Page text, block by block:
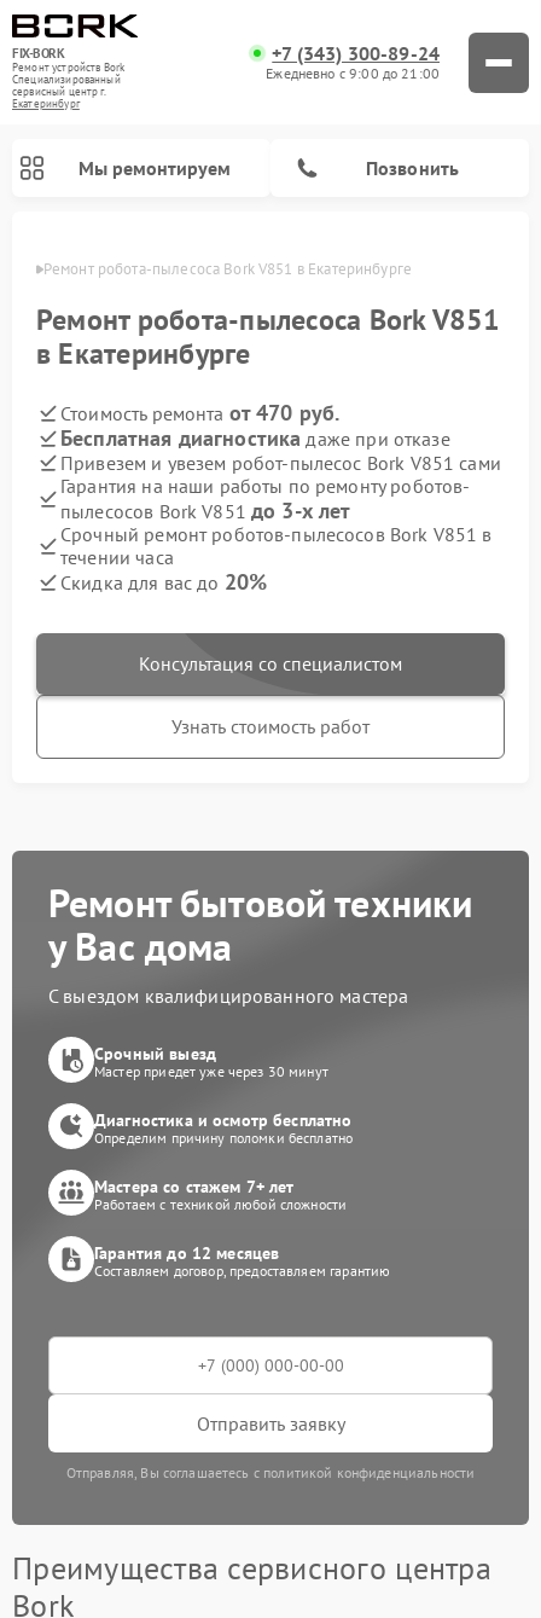
FIX-BORK
Ремонт устройств Bork
Специализированный
cервисный центр г.
Екатеринбург
+7 (343) 300-89-24
Ежедневно с 9:00 до 21:00
Мы ремонтируем Позвонить
Ремонт робота-пылесоса Bork V851 в Екатеринбурге
Ремонт робота-пылесоса Bork V851
в Екатеринбурге
Стоимость ремонта от 470 руб.
Бесплатная диагностика даже при отказе
Привезем и увезем робот-пылесос Bork V851 сами
Гарантия на наши работы по ремонту роботов-
пылесосов Bork V851 до 3-х лет
Срочный ремонт роботов-пылесосов Bork V851 в
течении часа
Скидка для вас до 20%
Консультация со специалистом
Узнать стоимость работ
Ремонт бытовой техники
у Вас дома
С выездом квалифицированного мастера
Срочный выезд
Мастер приедет уже через 30 минут
Диагностика и осмотр бесплатно
Определим причину поломки бесплатно
Мастера со стажем 7+ лет
Работаем с техникой любой сложности
Гарантия до 12 месяцев
Составляем договор, предоставляем гарантию
Отправить заявку
Отправляя, Вы соглашаетесь с политикой конфиденциальности
Преимущества сервисного центра
Bork